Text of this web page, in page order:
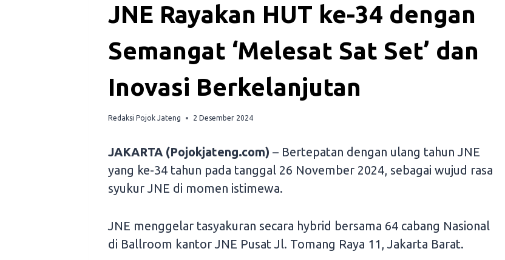
JNE Rayakan HUT ke-34 dengan
Semangat ‘Melesat Sat Set’ dan
Inovasi Berkelanjutan
Redaksi Pojok Jateng 2 Desember 2024
JAKARTA (Pojokjateng.com) – Bertepatan dengan ulang tahun JNE
yang ke-34 tahun pada tanggal 26 November 2024, sebagai wujud rasa
syukur JNE di momen istimewa.
JNE menggelar tasyakuran secara hybrid bersama 64 cabang Nasional
di Ballroom kantor JNE Pusat Jl. Tomang Raya 11, Jakarta Barat.